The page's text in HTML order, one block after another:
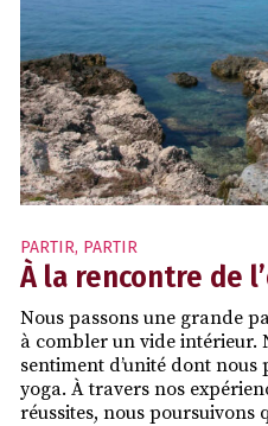
PARTIR, PARTIR
À la rencontre de
Nous passons une grande
à combler un vide intérieur.
sentiment d’unité dont
yoga. À travers nos
réussites, nous poursuivons